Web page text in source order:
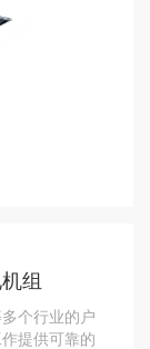
组
个行业的户
提供可靠的